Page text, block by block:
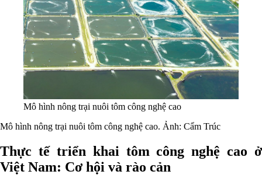
Mô hình nông trại nuôi tôm công nghệ cao
Mô hình nông trại nuôi tôm công nghệ cao. Ảnh: Cẩm Trúc
Thực tế triển khai tôm công nghệ cao ở
Việt Nam: Cơ hội và rào cản